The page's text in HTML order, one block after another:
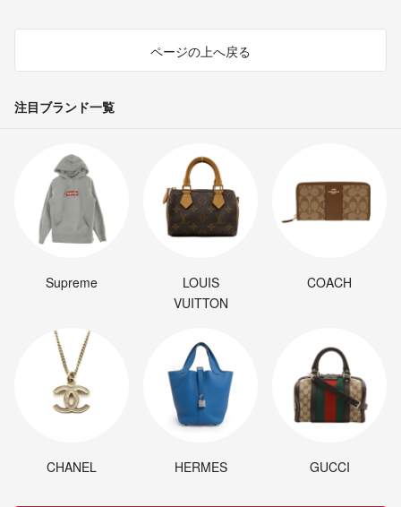
ページの上へ戻る
注目ブランド一覧
Supreme
LOUIS
VUITTON
COACH
CHANEL HERMES GUCCI